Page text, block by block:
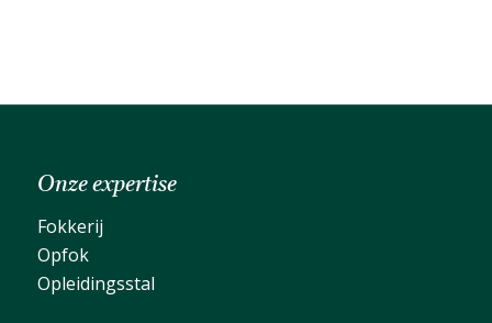
Onze expertise
Fokkerij
Opfok
Opleidingsstal